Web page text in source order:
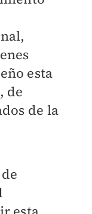
esta
de
de la